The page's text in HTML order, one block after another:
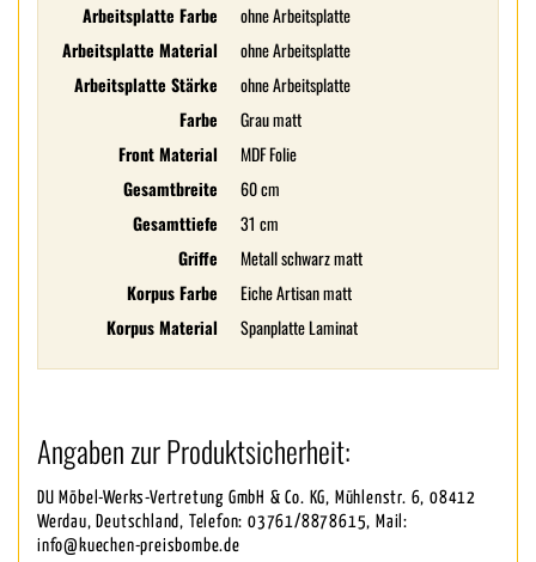
Arbeitsplatte Farbe
ohne Arbeitsplatte
Arbeitsplatte Material
ohne Arbeitsplatte
Arbeitsplatte Stärke
ohne Arbeitsplatte
Farbe
Grau matt
Front Material
MDF Folie
Gesamtbreite
60 cm
Gesamttiefe
31 cm
Griffe
Metall schwarz matt
Korpus Farbe
Eiche Artisan matt
Korpus Material
Spanplatte Laminat
Angaben zur Produktsicherheit:
DU Möbel-Werks-Vertretung GmbH & Co. KG, Mühlenstr. 6, 08412
Werdau, Deutschland, Telefon: 03761/8878615, Mail:
info@kuechen-preisbombe.de